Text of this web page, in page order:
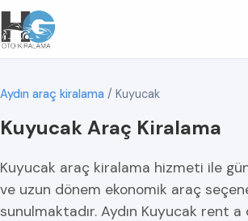
Aydın araç kiralama / Kuyucak
Kuyucak Araç Kiralama
Kuyucak araç kiralama hizmeti ile
ve uzun dönem ekonomik araç
sunulmaktadır. Aydın Kuyucak rent a